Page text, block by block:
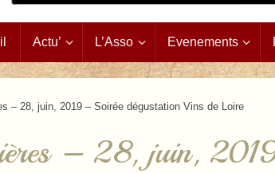
Actu’ L’Asso Evenements
– 28, juin, 2019 – Soirée dégustation Vins de Loire
– 28, juin,